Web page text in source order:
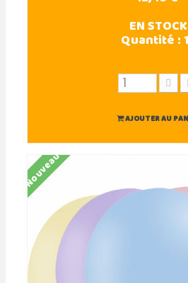
EN STOCK
Quantité :
AJOUTER AU
Nouveau